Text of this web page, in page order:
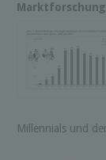
Millennials und